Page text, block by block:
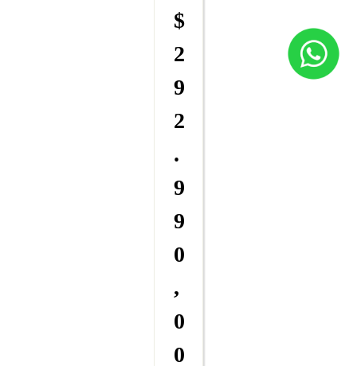
$
2
9
2
.
9
9
0
,
0
0